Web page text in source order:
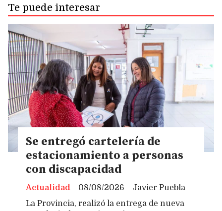
Te puede interesar
Se entregó cartelería de
estacionamiento a personas
con discapacidad
Javier Puebla
Actualidad
08/08/2026
La Provincia, realizó la entrega de nueva